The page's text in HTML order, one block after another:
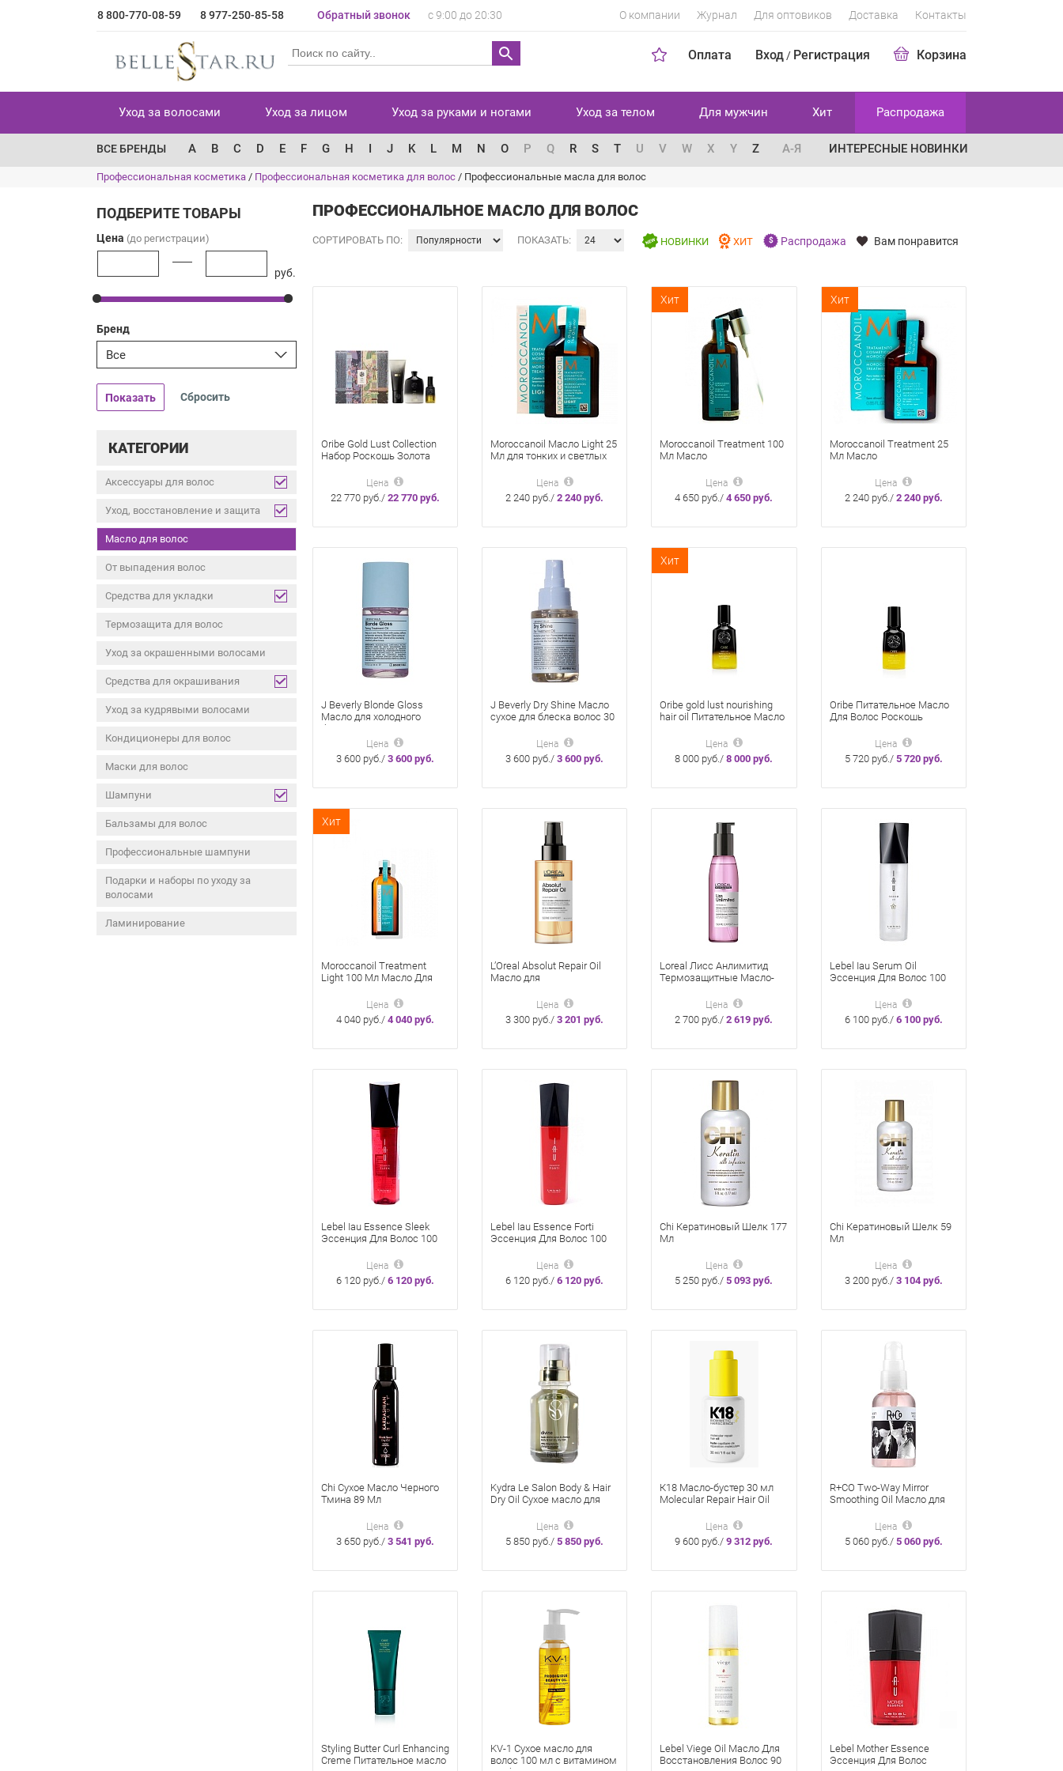
8 800-770-08-59 8 977-250-85-58 Обратный звонок с 9:00 до 20:30 О компании Журнал Для оптовиков Доставка Контакты
Оплата Вход / Регистрация Корзина
Уход за волосами Уход за лицом Уход за руками и ногами Уход за телом Для мужчин Хит Распродажа
ВСЕ БРЕНДЫ A B C D E F G H I J K L M N O P Q R S T U V W X Y Z А-Я ИНТЕРЕСНЫЕ НОВИНКИ
Профессиональная косметика / Профессиональная косметика для волос / Профессиональные масла для волос
ПОДБЕРИТЕ ТОВАРЫ
Цена (до регистрации)
руб.
Бренд
Все
Показать
КАТЕГОРИИ
Аксессуары для волос
Уход, восстановление и защита
Масло для волос
От выпадения волос
Средства для укладки
Термозащита для волос
Уход за окрашенными волосами
Средства для окрашивания
Уход за кудрявыми волосами
Кондиционеры для волос
Маски для волос
Шампуни
Бальзамы для волос
Профессиональные шампуни
Подарки и наборы по уходу за
волосами
Ламинирование
ПРОФЕССИОНАЛЬНОЕ МАСЛО ДЛЯ ВОЛОС
СОРТИРОВАТЬ ПО: ПОКАЗАТЬ: НОВИНКИ ХИТ Распродажа Вам понравится
Oribe Gold Lust Collection
Набор Роскошь Золота
2х250 мл+Масло для волос
Цена
22 770 руб./ 22 770 руб.
Moroccanoil Масло Light 25
Мл для тонких и светлых
Цена
2 240 руб./2 240 руб.
Хит
Moroccanoil Treatment 100
Мл Масло
Всех Типов Волос
Цена
4 650 руб./4 650 руб.
Хит
Moroccanoil Treatment 25
Мл Масло
Всех Типов Волос
Цена
2 240 руб./ 2 240 руб.
J Beverly Blonde Gloss
Масло для холодного
блеска волос 30 мл
Цена
3 600 руб./ 3 600 руб.
J Beverly Dry Shine Масло
сухое для блеска волос 30
Цена
3 600 руб./3 600 руб.
Хит
Oribe gold lust nourishing
hair oil Питательное Масло
Золота 100 Мл
Цена
8 000 руб./8 000 руб.
Oribe Питательное Масло
Для Волос Роскошь
Цена
5 720 руб./ 5 720 руб.
Хит
Moroccanoil Treatment
Light 100 Мл Масло Для
Цена
4 040 руб./ 4 040 руб.
L’Oreal Absolut Repair Oil
Масло для
Лореаль 10-in-1 90 мл
Цена
3 300 руб./3 201 руб.
Loreal Лисс Анлимитид
Термозащитные Масло-
Цена
2 700 руб./2 619 руб.
Lebel Iau Serum Oil
Эссенция Для Волос 100
Цена
6 100 руб./ 6 100 руб.
Lebel Iau Essence Sleek
Эссенция Для Волос 100
Цена
6 120 руб./ 6 120 руб.
Lebel Iau Essence Forti
Эссенция Для Волос 100
Цена
6 120 руб./6 120 руб.
Chi Кератиновый Шелк 177
Мл
Цена
5 250 руб./5 093 руб.
Chi Кератиновый Шелк 59
Мл
Цена
3 200 руб./ 3 104 руб.
Chi Сухое Масло Черного
Тмина 89 Мл
Цена
3 650 руб./ 3 541 руб.
Kydra Le Salon Body & Hair
Dry Oil Сухое масло для
растительными маслами
Цена
5 850 руб./5 850 руб.
К18 Масло-бустер 30 мл
Molecular Repair Hair Oil
восстановления волос
Цена
9 600 руб./9 312 руб.
R+CO Two-Way Mirror
Smoothing Oil Масло для
Цена
5 060 руб./ 5 060 руб.
Styling Butter Curl Enhancing
Creme Питательное масло
KV-1 Сухое масло для
волос 100 мл c витамином
Lebel Viege Oil Масло Для
Восстановления Волос 90
Lebel Mother Essence
Эссенция Для Волос